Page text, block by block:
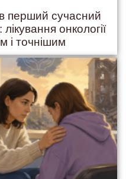
перший сучасний
онкології
і точнішим